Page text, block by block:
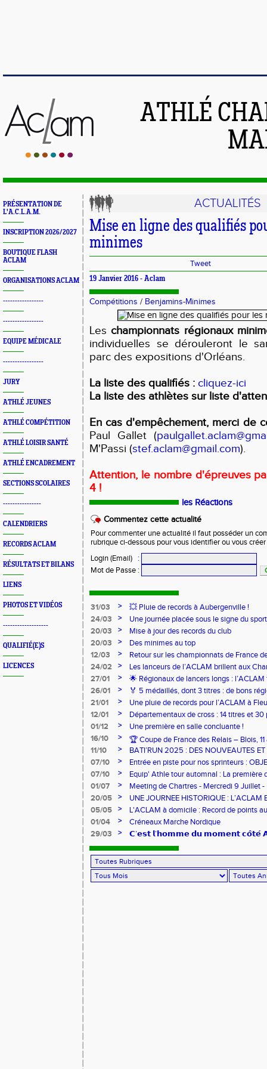
ATHLÉ
PRÉSENTATION DE
L'A.C.L.A.M.
INSCRIPTION 2026/2027
BOUTIQUE FLASH
ACLAM
ORGANISATIONS ACLAM
-----------------
-----------------
EQUIPE MÉDICALE
-----------------
JURY
ATHLÉ JEUNES
ATHLÉ COMPÉTITION
ATHLÉ LOISIR SANTÉ
ATHLÉ ENCADREMENT
SECTIONS SCOLAIRES
----------------
CALENDRIERS
RECORDS ACLAM
RÉSULTATS ET BILANS
LIENS
PHOTOS ET VIDÉOS
-------------------
QUALIFIÉ(E)S
LICENCES
ACTUALITÉS
Mise en ligne des qualifiés
minimes
Tweet
19 Janvier 2016 - Aclam
Compétitions / Benjamins-Minimes
Les championnats régionaux
individuelles se dérouleront le
parc des expositions d'Orléans.
La liste des qualifiés : cliquez-ici
La liste des athlètes sur liste
En cas d'empêchement, merci de
Paul Gallet (
M'Passi (stef.aclam@gmail.com).
Attention, le nombre d'épreuves
4 !
les Réactions
Commentez cette actualité
Pour commenter une actualité il faut posséder un
rubrique ci-dessous pour vous identifier ou vous
Login (Email)
:
Mot de Passe :
31/03 >
💥 Pluie de records à Aubergenville !
24/03
>
Une journée placée sous le signe du
20/03
>
Mise à jour des records du club
20/03
>
Des minimes au top
12/03
>
Retour sur les championnats de France
24/02
>
Les lanceurs de l’ACLAM brillent aux
Lancers Longs à Nice
27/01 >
🌟 Régionaux de lancers longs :
sur-Loire
26/01 >
🏅 5 médaillés, dont 3 titres : de bons
pour l’Aclam !
21/01 >
Une pluie de records pour l’ACLAM à
12/01
>
Départementaux de cross : 14 titres et 30
01/12
>
Une première en salle concluante !
16/10
>
🏆 Coupe de France des Relais – Blois,
11/10
>
BATI’RUN 2025 : DES NOUVEAUTES
07/10
>
Entrée en piste pour nos sprinteurs :
FRANCE !
07/10 >
Equip' Athle tour automnal : La première
jeunes !
01/07 >
Meeting de Chartres - Mercredi 9 Juillet
20/05
>
UNE JOURNEE HISTORIQUE : L’ACLAM
05/05
>
L'ACLAM à domicile : Record de points
01/04
>
Créneaux Marche Nordique
29/03
> 𝗖’𝗲𝘀𝘁 𝗹’𝗵𝗼𝗺𝗺𝗲 𝗱𝘂 𝗺𝗼𝗺𝗲𝗻𝘁 𝗰𝗼̂𝘁𝗲́